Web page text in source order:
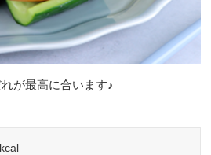
が最高に合います♪